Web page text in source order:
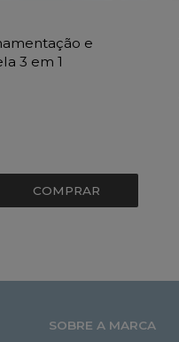
e
3 em 1
COMPRAR
SOBRE A MARCA